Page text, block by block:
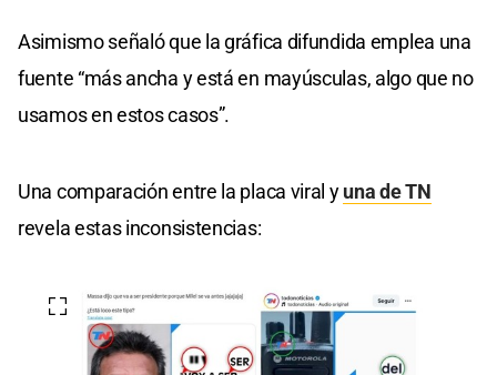
Asimismo señaló que la gráfica difundida emplea una
fuente “más ancha y está en mayúsculas, algo que no
usamos en estos casos”.
Una comparación entre la placa viral yuna de TN
revela estas inconsistencias: